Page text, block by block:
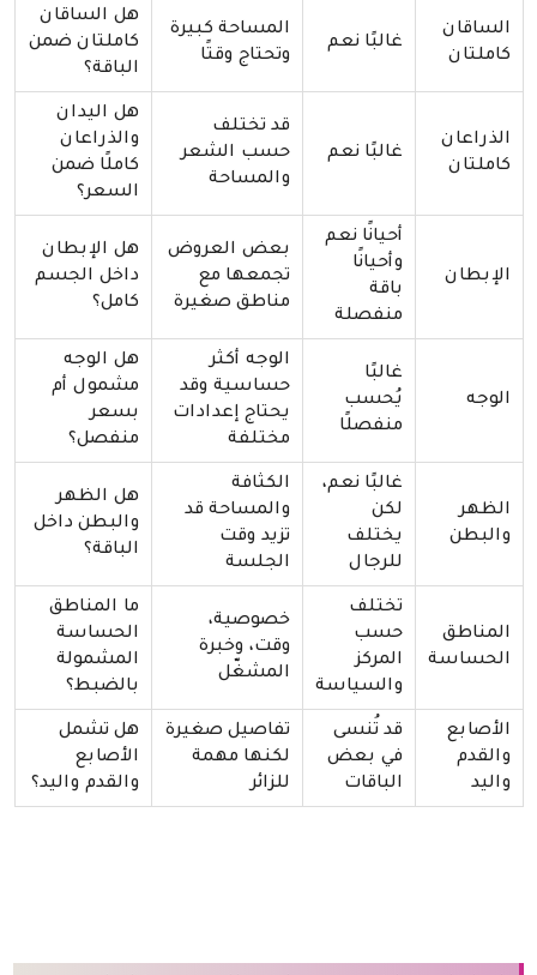
الساقان
كاملتان
غالبًا نعم
المساحة كبيرة
وتحتاج وقتًا
هل الساقان
كاملتان ضمن
الباقة؟
الذراعان
كاملتان
غالبًا نعم
قد تختلف
حسب الشعر
والمساحة
هل اليدان
والذراعان
كاملًا ضمن
السعر؟
الإبطان
أحيانًا نعم
وأحيانًا
باقة
منفصلة
بعض العروض
تجمعها مع
مناطق صغيرة
هل الإبطان
داخل الجسم
كامل؟
الوجه
غالبًا
يُحسب
منفصلًا
الوجه أكثر
حساسية وقد
يحتاج إعدادات
مختلفة
هل الوجه
مشمول أم
بسعر
منفصل؟
الظهر
والبطن
غالبًا نعم،
لكن
يختلف
للرجال
الكثافة
والمساحة قد
تزيد وقت
الجلسة
هل الظهر
والبطن داخل
الباقة؟
المناطق
الحساسة
تختلف
حسب
المركز
والسياسة
خصوصية،
وقت، وخبرة
المشغّل
ما المناطق
الحساسة
المشمولة
بالضبط؟
الأصابع
والقدم
واليد
قد تُنسى
في بعض
الباقات
تفاصيل صغيرة
لكنها مهمة
للزائر
هل تشمل
الأصابع
والقدم واليد؟